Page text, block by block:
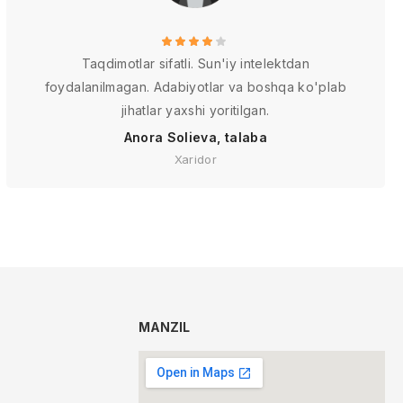
Taqdimotlar sifatli. Sun'iy intelektdan
foydalanilmagan. Adabiyotlar va boshqa ko'plab
jihatlar yaxshi yoritilgan.
Anora Solieva, talaba
Xaridor
MANZIL